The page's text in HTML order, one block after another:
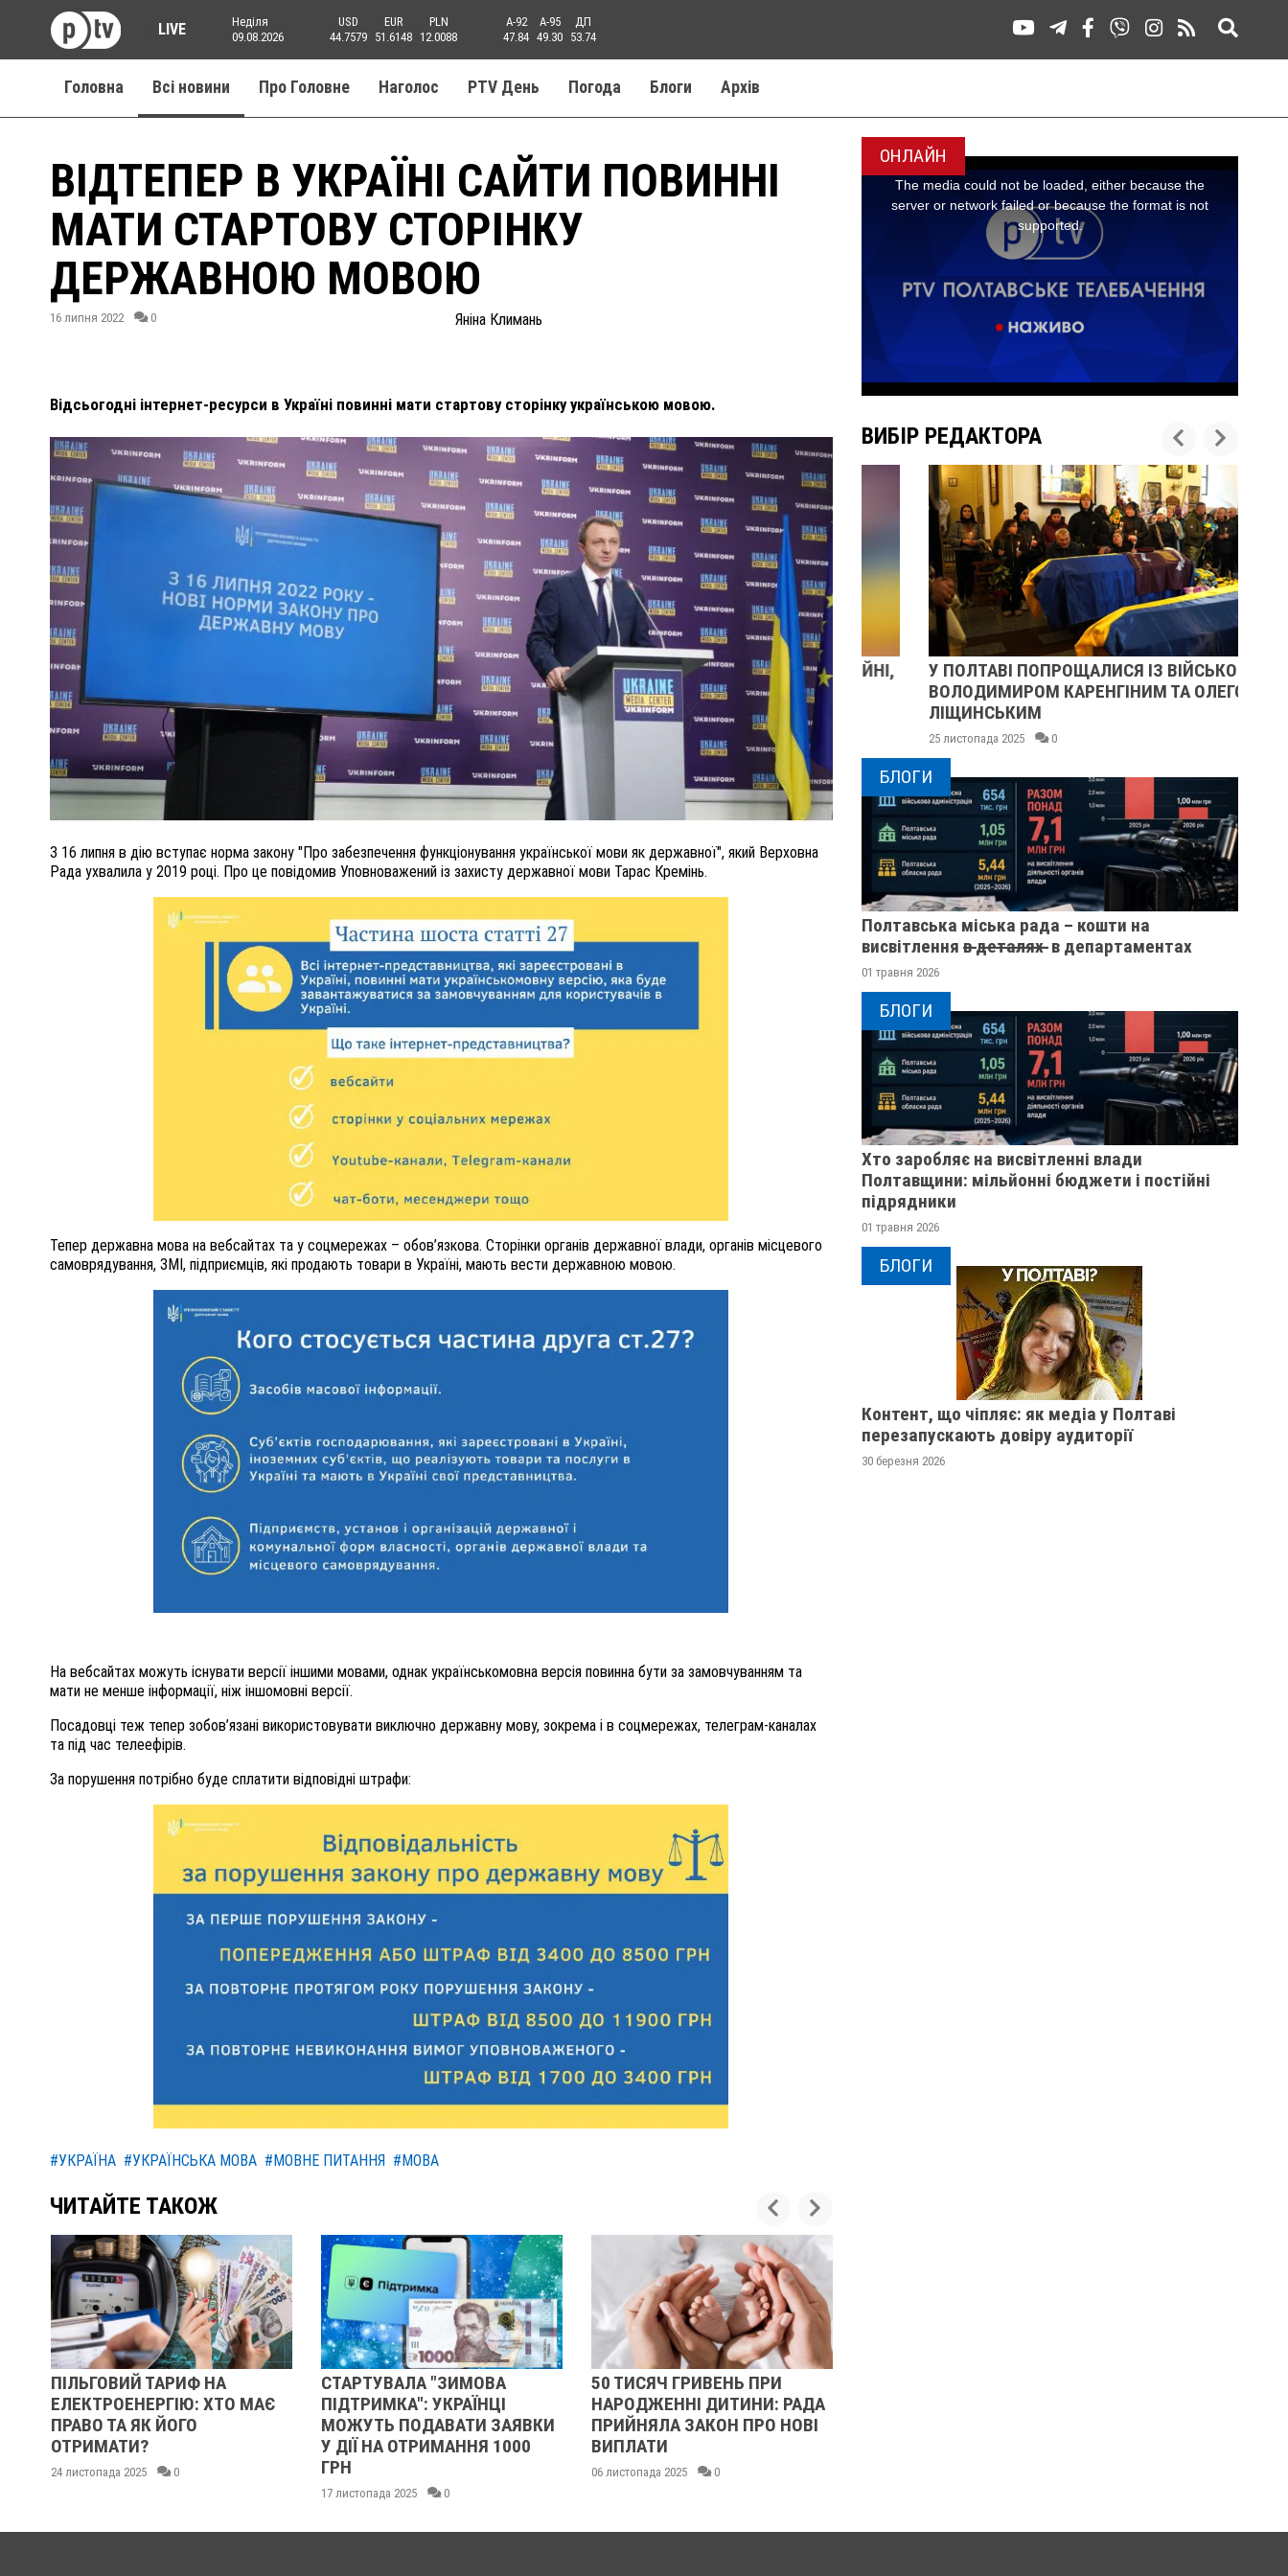
LIVE
Неділя
09.08.2026
USD
44.7579
EUR
51.6148
PLN
12.0088
A-92
47.84
A-95
49.30
ДП
53.74
Головна Всі новини Про Головне Наголос PTV День Погода Блоги Aрхів
ВІДТЕПЕР В УКРАЇНІ САЙТИ ПОВИННІ
МАТИ СТАРТОВУ СТОРІНКУ
ДЕРЖАВНОЮ МОВОЮ
16 липня 2022 0 Яніна Климань
Відсьогодні інтернет-ресурси в Україні повинні мати стартову сторінку українською мовою.
З 16 липня в дію вступає норма закону "Про забезпечення функціонування української мови як державної", який Верховна
Рада ухвалила у 2019 році. Про це повідомив Уповноважений із захисту державної мови Тарас Кремінь.
Тепер державна мова на вебсайтах та у соцмережах – обов’язкова. Сторінки органів державної влади, органів місцевого
самоврядування, ЗМІ, підприємців, які продають товари в Україні, мають вести державною мовою.
На вебсайтах можуть існувати версії іншими мовами, однак українськомовна версія повинна бути за замовчуванням та
мати не менше інформації, ніж іншомовні версії.
Посадовці теж тепер зобов’язані використовувати виключно державну мову, зокрема і в соцмережах, телеграм-каналах
та під час телеефірів.
За порушення потрібно буде сплатити відповідні штрафи:
#УКРАЇНА #УКРАЇНСЬКА МОВА #МОВНЕ ПИТАННЯ #МОВА
ЧИТАЙТЕ ТАКОЖ
ХТО МАЄ
СТАРТУВАЛА "ЗИМОВА
ПІДТРИМКА": УКРАЇНЦІ
МОЖУТЬ ПОДАВАТИ ЗАЯВКИ
У ДІЇ НА ОТРИМАННЯ 1000
ГРН
50 ТИСЯЧ ГРИВЕНЬ ПРИ
НАРОДЖЕННІ ДИТИНИ: РАДА
ПРИЙНЯЛА ЗАКОН ПРО НОВІ
ВИПЛАТИ
34 РОКИ НЕЗАЛЕЖНОСТІ:
ДЯКУЄМО ТИМ, ХТО ЩОДНЯ
БОРОНИТЬ УКРАЇНУ
23 серпня 2025
ОНЛАЙН
ВИБІР РЕДАКТОРА
ПОЛІЦІЯ ПОЛТАВЩИНИ РОЗШУКУЄ 62-РІЧНУ
ЛЮДМИЛУ ТИМЧЕНКО
0
ВНАСЛІДОК ПОРАНЕНЬ, ОТРИМАНИХ НА ВІЙНІ,
ПОМЕР ВОЇН ЮРІЙ ВОЙТИК
25 листопада 2025 0
У ПОЛТАВІ ПОПРОЩАЛИСЯ ІЗ ВІЙСЬКОВИМИ
ВОЛОДИМИРОМ КАРЕНГІНИМ ТА ОЛЕГОМ
ЛІЩИНСЬКИМ
25 листопада 2025 0
БЛОГИ
Полтавська міська рада – кошти на
висвітлення в̶ ̶д̶е̶т̶а̶л̶я̶х̶ ̶ в департаментах
01 травня 2026
БЛОГИ
Хто заробляє на висвітленні влади
Полтавщини: мільйонні бюджети і постійні
підрядники
01 травня 2026
БЛОГИ
Контент, що чіпляє: як медіа у Полтаві
перезапускають довіру аудиторії
30 березня 2026